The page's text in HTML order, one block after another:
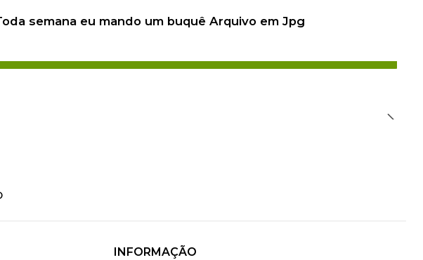
semana eu mando um buquê Arquivo em Jpg
INFORMAÇÃO